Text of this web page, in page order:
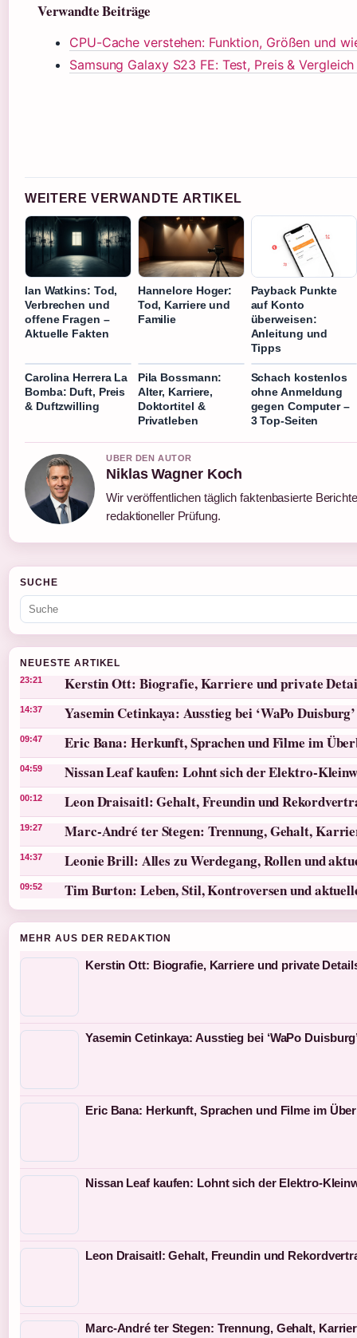
Verwandte Beiträge
CPU-Cache verstehen: Funktion, Größen und
Samsung Galaxy S23 FE: Test, Preis &
WEITERE VERWANDTE ARTIKEL
Ian Watkins: Tod,
Verbrechen und
offene Fragen –
Aktuelle Fakten
Hannelore Hoger:
Tod, Karriere und
Familie
Payback Punkte
auf Konto
überweisen:
Anleitung und
Tipps
Carolina Herrera La
Bomba: Duft, Preis
& Duftzwilling
Pila Bossmann:
Alter, Karriere,
Doktortitel &
Privatleben
Schach kostenlos
ohne Anmeldung
gegen Computer –
3 Top-Seiten
UBER DEN AUTOR
Niklas Wagner Koch
Wir veröffentlichen täglich faktenbasierte
redaktioneller Prüfung.
SUCHE
NEUESTE ARTIKEL
23:21 Kerstin Ott: Biografie, Karriere und private
14:37 Yasemin Cetinkaya: Ausstieg bei ‘WaPo
09:47 Eric Bana: Herkunft, Sprachen und Filme im
04:59 Nissan Leaf kaufen: Lohnt sich der Elektro-
00:12 Leon Draisaitl: Gehalt, Freundin und
19:27 Marc-André ter Stegen: Trennung, Gehalt,
14:37 Leonie Brill: Alles zu Werdegang, Rollen und
09:52 Tim Burton: Leben, Stil, Kontroversen und
MEHR AUS DER REDAKTION
Kerstin Ott: Biografie, Karriere und private
Yasemin Cetinkaya: Ausstieg bei ‘WaPo
Eric Bana: Herkunft, Sprachen und Filme im
Nissan Leaf kaufen: Lohnt sich der Elektro-
Leon Draisaitl: Gehalt, Freundin und
Marc-André ter Stegen: Trennung, Gehalt,